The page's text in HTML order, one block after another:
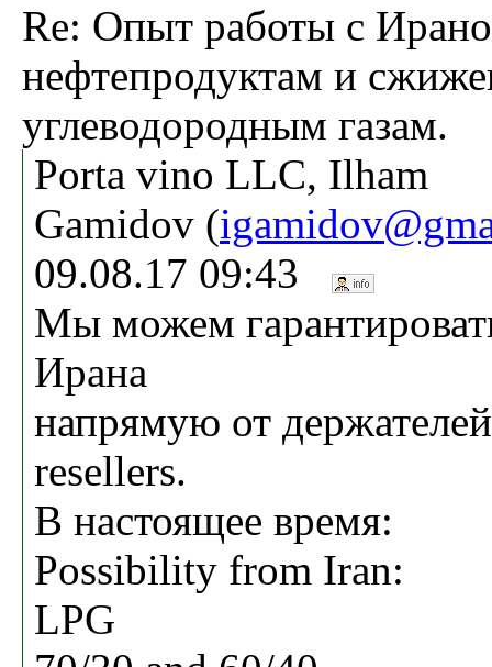
Re: Опыт работы с
нефтепродуктам и
углеводородным газам.
Porta vino LLC, Ilham
Gamidov (
09.08.17 09:43
Мы можем
Ирана
напрямую от
resellers.
В настоящее время:
Possibility from Iran:
LPG